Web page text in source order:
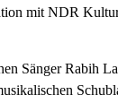
mit NDR
Sänger Rabih